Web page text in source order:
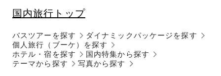
国内旅行トップ
バスツアーを探す
個人旅行（ブーケ）を探す
ダイナミックパッケージを探す
ホテル・宿を探す
国内特集から探す
テーマから探す
写真から探す